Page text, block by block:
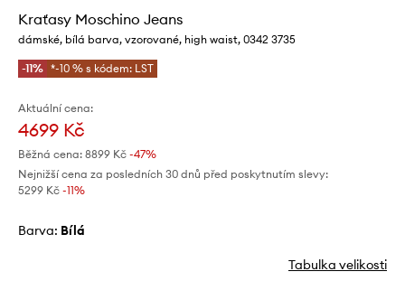
Kraťasy Moschino Jeans
dámské, bílá barva, vzorované, high waist, 0342 3735
-11% *-10 % s kódem: LST
Aktuální cena:
4699 Kč
Běžná cena: 8899 Kč -47%
Nejnižší cena za posledních 30 dnů před poskytnutím slevy:
5299 Kč -11%
Barva: bílá
Tabulka velikosti